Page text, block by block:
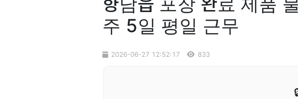
주 5일 평일 근무
2026-06-27 12:52:17 833